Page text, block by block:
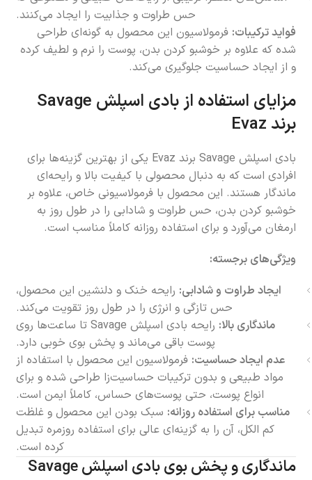
حس طراوت و جذابیت را ایجاد می‌کنند.
فواید ترکیبات: فرمولاسیون این محصول به گونه‌ای طراحی
شده که علاوه بر خوشبو کردن بدن، پوست را نرم و لطیف کرده
و از ایجاد حساسیت جلوگیری می‌کند.
مزایای استفاده از بادی اسپلش Savage
برند Evaz
بادی اسپلش Savage برند Evaz یکی از بهترین گزینه‌ها برای
افرادی است که به دنبال محصولی با کیفیت بالا و رایحه‌ای
ماندگار هستند. این محصول با فرمولاسیونی خاص، علاوه بر
خوشبو کردن بدن، حس طراوت و شادابی را در طول روز به
ارمغان می‌آورد و برای استفاده روزانه کاملاً مناسب است.
ویژگی‌های برجسته:
ایجاد طراوت و شادابی: رایحه خنک و دلنشین این محصول،
حس تازگی و انرژی را در طول روز تقویت می‌کند.
ماندگاری بالا:
رایحه بادی اسپلش Savage تا ساعت‌ها روی
پوست باقی می‌ماند و پخش بوی خوبی دارد.
عدم ایجاد حساسیت: فرمولاسیون این محصول با استفاده از
مواد طبیعی و بدون ترکیبات حساسیت‌زا طراحی شده و برای
انواع پوست، حتی پوست‌های حساس، کاملاً ایمن است.
مناسب برای استفاده روزانه: سبک بودن این محصول و غلظت
کم الکل، آن را به گزینه‌ای عالی برای استفاده روزمره تبدیل
کرده است.
ماندگاری و پخش بوی بادی اسپلش Savage